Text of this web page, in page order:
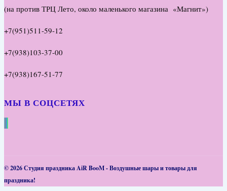
(на против ТРЦ Лето, около маленького магазина «Магнит»)
+7(951)511-59-12
+7(938)103-37-00
+7(938)167-51-77
МЫ В СОЦСЕТЯХ
© 2026 Студия праздника AiR BooM - Воздушные шары и товары для
праздника!